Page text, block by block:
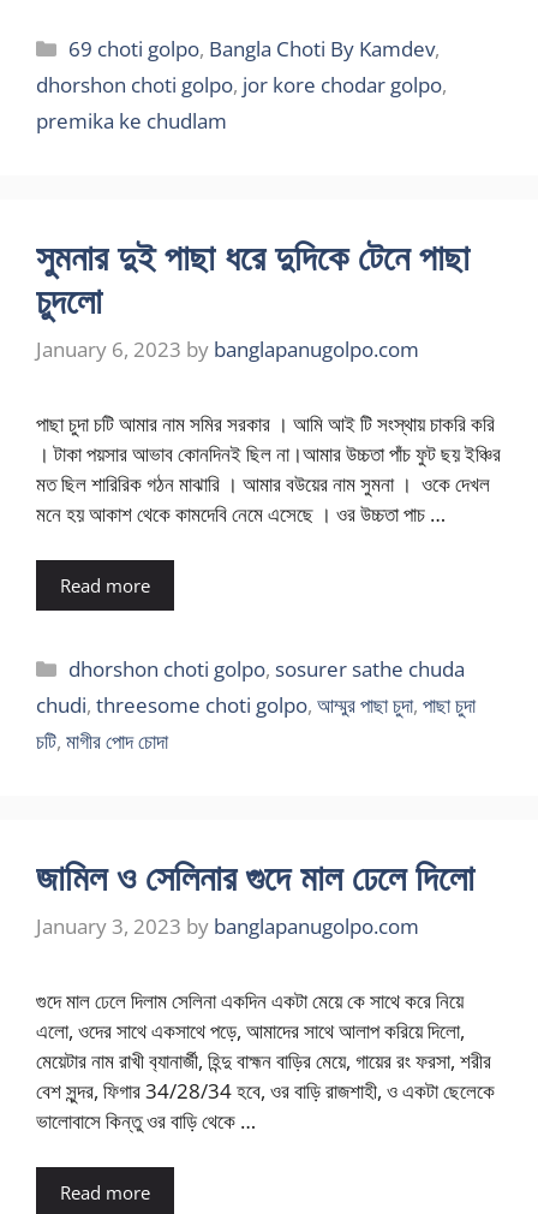
Categories
69 choti golpo, Bangla Choti By Kamdev,
dhorshon choti golpo, jor kore chodar golpo,
premika ke chudlam
সুমনার দুই পাছা ধরে দুদিকে টেনে পাছা
চুদলো
January 6, 2023 by banglapanugolpo.com
পাছা চুদা চটি আমার নাম সমির সরকার । আমি আই টি সংস্থায় চাকরি করি
। টাকা পয়সার আভাব কোনদিনই ছিল না।আমার উচ্চতা পাঁচ ফুট ছয় ইঞ্চির
মত ছিল শারিরিক গঠন মাঝারি । আমার বউয়ের নাম সুমনা । ওকে দেখল
মনে হয় আকাশ থেকে কামদেবি নেমে এসেছে । ওর উচ্চতা পাচ …
Read more
Categories
dhorshon choti golpo,sosurer sathe chuda
chudi, threesome choti golpo, আম্মুর পাছা চুদা, পাছা চুদা
চটি, মাগীর পোদ চোদা
জামিল ও সেলিনার গুদে মাল ঢেলে দিলো
January 3, 2023 by banglapanugolpo.com
গুদে মাল ঢেলে দিলাম সেলিনা একদিন একটা মেয়ে কে সাথে করে নিয়ে
এলো, ওদের সাথে একসাথে পড়ে, আমাদের সাথে আলাপ করিয়ে দিলো,
মেয়েটার নাম রাখী ব‍্যানার্জী, হিন্দু বাহ্মন বাড়ির মেয়ে, গায়ের রং ফরসা, শরীর
বেশ সুন্দর, ফিগার 34/28/34 হবে, ওর বাড়ি রাজশাহী, ও একটা ছেলেকে
ভালোবাসে কিন্তু ওর বাড়ি থেকে …
Read more